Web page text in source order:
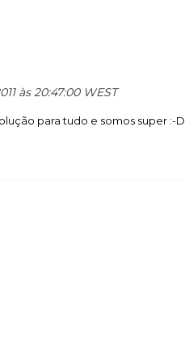
às 20:47:00 WEST
para tudo e somos super :-D